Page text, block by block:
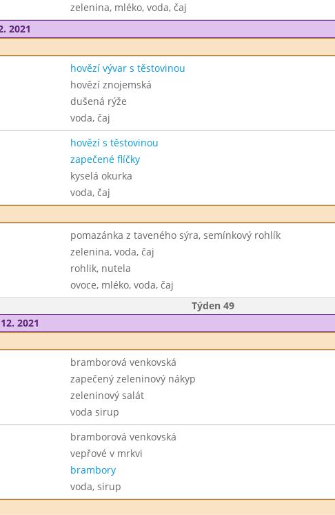
zelenina, mléko, voda, čaj
2021
hovězí vývar s těstovinou
hovězí znojemská
dušená rýže
voda, čaj
hovězí s těstovinou
zapečené flíčky
kyselá okurka
voda, čaj
pomazánka z taveného sýra, semínkový rohlík
zelenina, voda, čaj
rohlik, nutela
ovoce, mléko, voda, čaj
Týden 49
2021
bramborová venkovská
zapečený zeleninový nákyp
zeleninový salát
voda sirup
bramborová venkovská
vepřové v mrkvi
brambory
voda, sirup